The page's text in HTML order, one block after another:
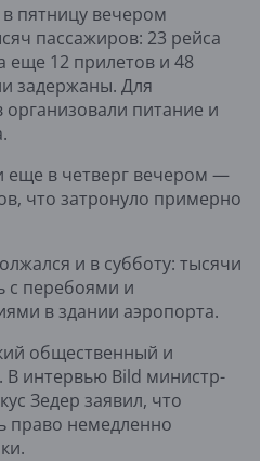
пятницу вечером
пассажиров: 23 рейса
еще 12 прилетов и 48
задержаны. Для
питание и
еще в четверг вечером —
что затронуло примерно
и в субботу: тысячи
с перебоями и
в здании аэропорта.
общественный и
В интервью Bild министр-
Зедер заявил, что
право немедленно